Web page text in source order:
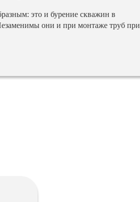
это и бурение скважин в
они и при монтаже труб при